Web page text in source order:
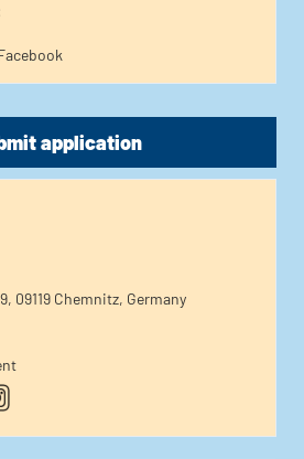
application
09119 Chemnitz, Germany